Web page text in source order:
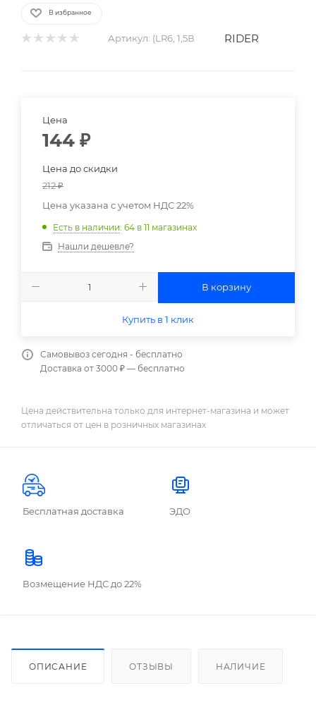
В избранное
Артикул: (LR6, 1,5В RIDER
Цена
144 ₽
Цена до скидки
212₽
Цена указана с учетом НДС 22%
Есть в наличии: 64 в 11 магазинах
Нашли дешевле?
В корзину
Купить в 1 клик
Самовывоз сегодня - бесплатно
Доставка от 3000 ₽ — бесплатно
Цена действительна только для интернет-магазина и может
отличаться от цен в розничных магазинах
Бесплатная доставка ЭДО
Возмещение НДС до 22%
ОПИСАНИЕ ОТЗЫВЫ НАЛИЧИЕ